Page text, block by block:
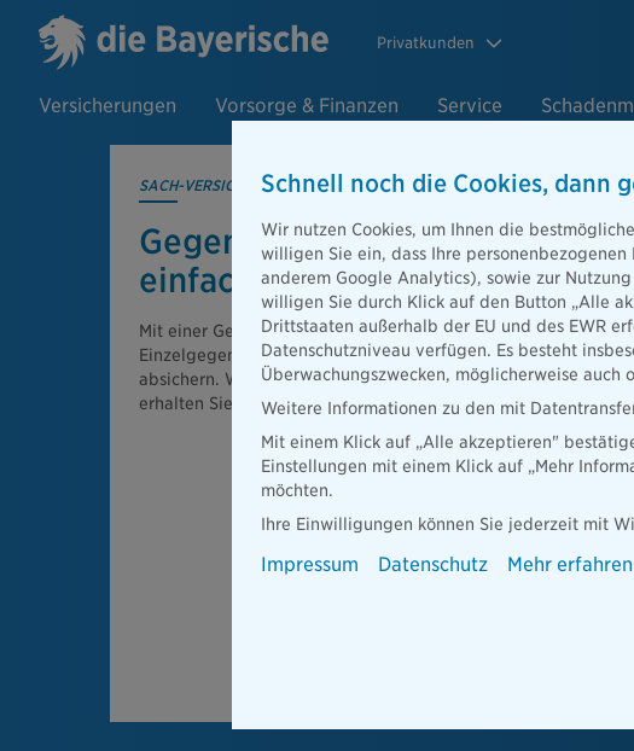
Privatkunden
Versicherungen Vorsorge & Finanzen Service
SACH-VERSICHERUNGEN
Gegenstands­versi­cherung
einfach erklärt
Mit einer Gegenstandsversicherung können Sie wertvolle
Einzelgegenstände, z.B. Handys, Gaming-Equipment oder
absichern. Wenn der Gegenstand beschädigt oder zerstört
erhalten Sie eine Leistung.
Schnell noch die Cookies, dann
Wir nutzen Cookies, um Ihnen die
willigen Sie ein, dass Ihre
anderem Google Analytics), sowie zur
willigen Sie durch Klick auf den Button „Alle
Drittstaaten außerhalb der EU und des EWR
Datenschutzniveau verfügen. Es besteht
Überwachungszwecken, möglicherweise
Weitere Informationen zu den mit
Mit einem Klick auf „Alle akzeptieren"
Einstellungen mit einem Klick auf „Mehr
möchten.
Ihre Einwilligungen können Sie jederzeit mit
Impressum Datenschutz Mehr erfahren